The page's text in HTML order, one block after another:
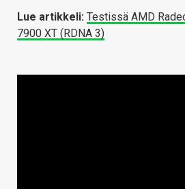
Lue artikkeli: Testissä AMD
7900 XT (RDNA 3)